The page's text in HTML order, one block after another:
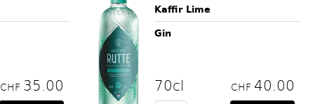
CHF 35.00
Kaffir Lime
Gin
70cl CHF 40.00